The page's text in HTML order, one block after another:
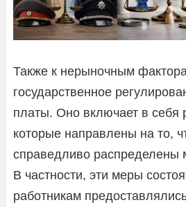
Также к нерыночным
государственное
платы. Оно включает в себя
которые направлены на то,
справедливо распределены
В частности, эти меры
работникам